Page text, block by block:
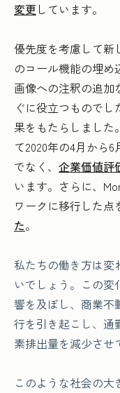
変更 しています。
優先度を考慮して新
のコール機能の埋め
画像への注釈の追加
ぐに役立つもので
果をもたらしました
て2020年の4月から6
でなく、 企業価値評
います。さらに、
ワークに移行した点
た。
私たちの働き方は変
いでしょう。この
響を及ぼし、商業不
行を引き起こし、通
素排出量を減少させ
このような社会の大